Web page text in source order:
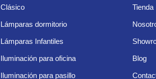
Clásico
Lámparas dormitorio
Lámparas Infantiles
Iluminación para oficina
Iluminación para pasillo
Tienda
Blog